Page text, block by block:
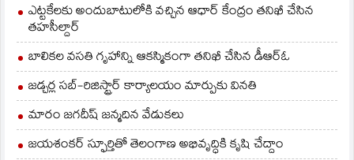
ఎట్టకేలకు అందుబాటులోకి వచ్చిన ఆధార్ కేంద్రం తనిఖీ చేసిన
తహసీల్దార్
బాలికల వసతి గృహాన్ని ఆకస్మికంగా తనిఖీ చేసిన డీఆర్ఓ
జడ్చర్ల సబ్-రిజిస్ట్రార్ కార్యాలయం మార్పుకు వినతి
మారం జగదీష్ జన్మదిన వేడుకలు
జయశంకర్ స్ఫూర్తితో తెలంగాణ అభివృద్ధికి కృషి చేద్దాం